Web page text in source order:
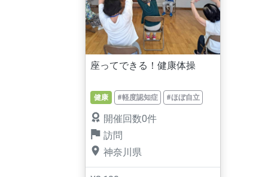
座ってできる！健康体操
健康 #軽度認知症 #ほぼ自立
開催回数0件
訪問
神奈川県